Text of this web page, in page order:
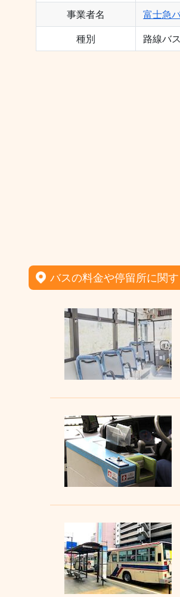
事業者名 富士急
種別 路線バ
バスの料金や停留所に関